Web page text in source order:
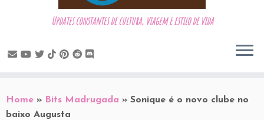
to
content
Updates constantes de cultura, viagem e estilo de vida
Home » Bits Madrugada » Sonique é o novo clube no
baixo Augusta